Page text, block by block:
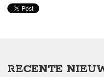
RECENTE